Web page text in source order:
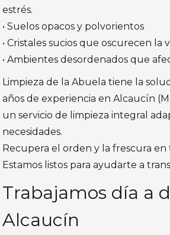
estrés.
• Suelos opacos y polvorientos
• Cristales sucios que oscurecen la
• Ambientes desordenados que
Limpieza de la Abuela tiene la
años de experiencia en Alcaucín
un servicio de limpieza integral
necesidades.
Recupera el orden y la frescura
Estamos listos para ayudarte a
Trabajamos día a
Alcaucín